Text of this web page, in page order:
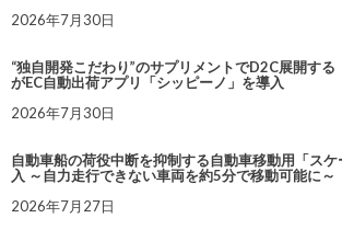
2026年7月30日
“独自開発こだわり”のサプリメントでD2C展開する
がEC自動出荷アプリ「シッピーノ」を導入
2026年7月30日
自動車船の荷役中断を抑制する自動車移動用「ス
入 ～自力走行できない車両を約5分で移動可能に～
2026年7月27日